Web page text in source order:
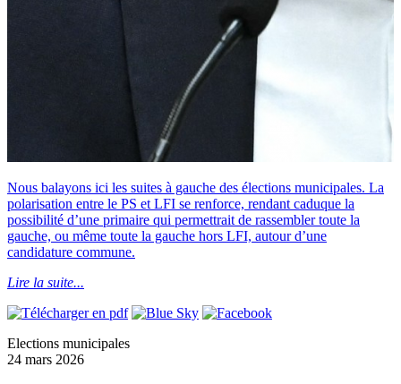
Nous balayons ici les suites à gauche des élections municipales. La
polarisation entre le PS et LFI se renforce, rendant caduque la
possibilité d’une primaire qui permettrait de rassembler toute la
gauche, ou même toute la gauche hors LFI, autour d’une
candidature commune.
Lire la suite...
Elections municipales
24 mars 2026